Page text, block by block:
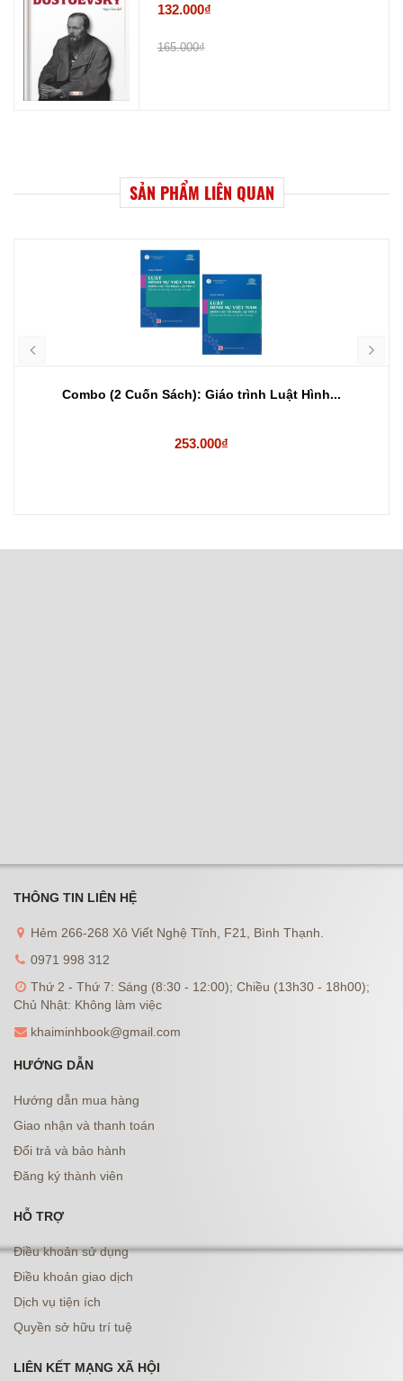
132.000₫
165.000₫
SẢN PHẨM LIÊN QUAN
Combo (2 Cuốn Sách): Giáo trình Luật Hình...
253.000₫
THÔNG TIN LIÊN HỆ
Hẻm 266-268 Xô Viết Nghệ Tĩnh, F21, Bình Thạnh.
0971 998 312
Thứ 2 - Thứ 7: Sáng (8:30 - 12:00); Chiều (13h30 - 18h00);
Chủ Nhật: Không làm việc
khaiminhbook@gmail.com
HƯỚNG DẪN
Hướng dẫn mua hàng
Giao nhận và thanh toán
Đổi trả và bảo hành
Đăng ký thành viên
HỖ TRỢ
Điều khoản sử dụng
Điều khoản giao dịch
Dịch vụ tiện ích
Quyền sở hữu trí tuệ
LIÊN KẾT MẠNG XÃ HỘI